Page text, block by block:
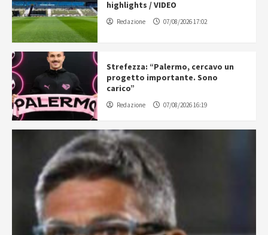
highlights / VIDEO
Redazione 07/08/2026 17:02
Strefezza: “Palermo, cercavo un
progetto importante. Sono
carico”
Redazione 07/08/2026 16:19